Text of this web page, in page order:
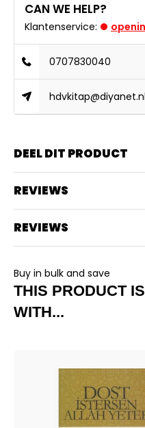
CAN WE HELP?
Klantenservice:
0707830040
hdvkitap@diyanet.nl
DEEL DIT PRODUCT
REVIEWS
REVIEWS
Buy in bulk and save
THIS PRODUCT
WITH...